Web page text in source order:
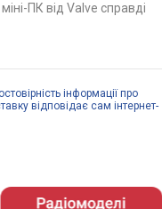
ПК від Valve справді
інформації про
відповідає сам інтернет-